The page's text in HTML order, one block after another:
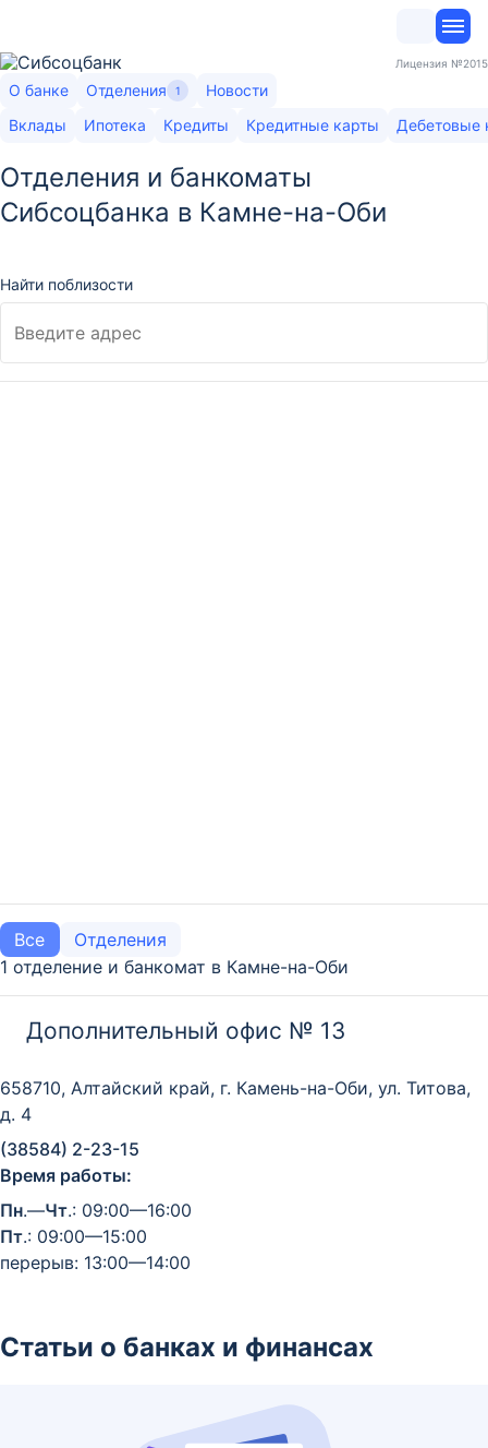
Лицензия №2015
О банке Отделения 1
Новости
Вклады
Ипотека Кредиты Кредитные карты Дебетовые
Отделения и банкоматы
Сибсоцбанка в Камне-на-Оби
Найти поблизости
Все
Отделения
1 отделение и банкомат в Камне-на-Оби
Дополнительный офис № 13
658710, Алтайский край, г. Камень-на-Оби, ул. Титова,
д. 4
(38584) 2-23-15
Время работы:
Пн.—Чт.: 09:00—16:00
Пт.: 09:00—15:00
перерыв: 13:00—14:00
Статьи о банках и финансах